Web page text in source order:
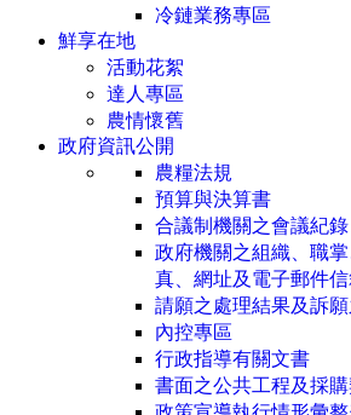
冷鏈業務專區
鮮享在地
活動花絮
達人專區
農情懷舊
政府資訊公開
農糧法規
預算與決算書
合議制機關之會議紀錄
政府機關之組織、職
真、網址及電子郵件
請願之處理結果及訴
內控專區
行政指導有關文書
書面之公共工程及採